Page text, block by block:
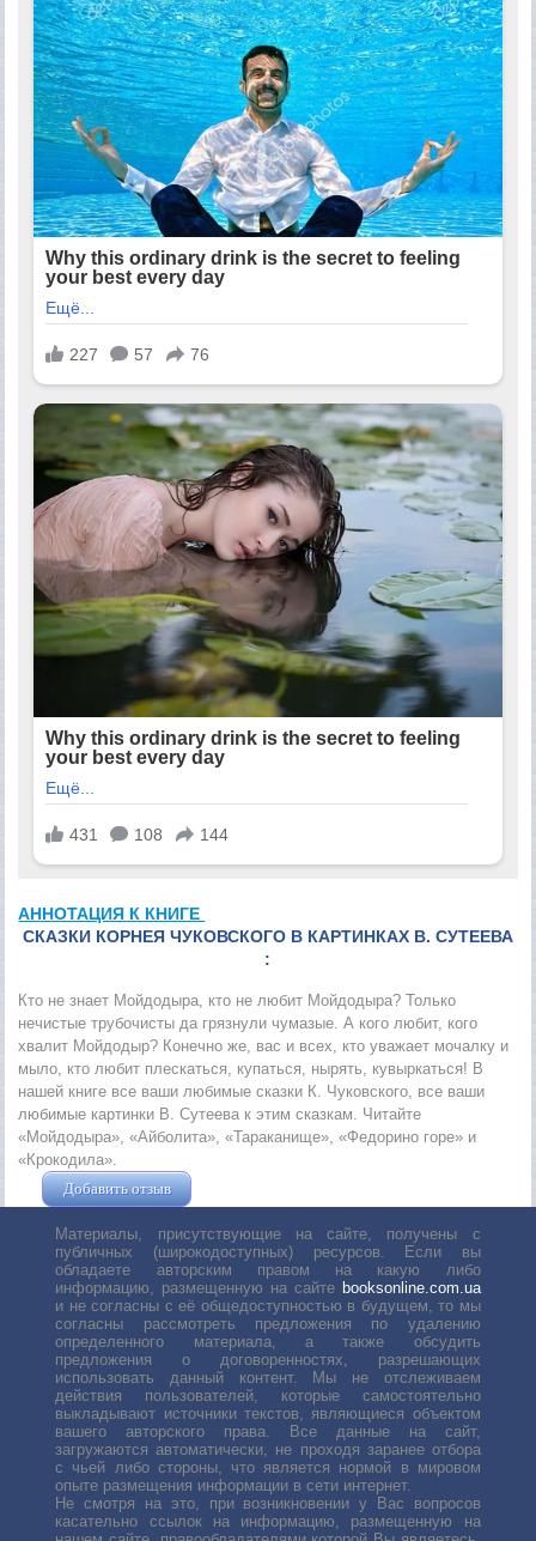
АННОТАЦИЯ К КНИГЕ
СКАЗКИ КОРНЕЯ ЧУКОВСКОГО В КАРТИНКАХ В. СУТЕЕВА
:
Кто не знает Мойдодыра, кто не любит Мойдодыра? Только
нечистые трубочисты да грязнули чумазые. А кого любит, кого
хвалит Мойдодыр? Конечно же, вас и всех, кто уважает мочалку и
мыло, кто любит плескаться, купаться, нырять, кувыркаться! В
нашей книге все ваши любимые сказки К. Чуковского, все ваши
любимые картинки В. Сутеева к этим сказкам. Читайте
«Мойдодыра», «Айболита», «Тараканище», «Федорино горе» и
«Крокодила».
Добавить отзыв
Материалы, присутствующие на сайте, получены с
публичных (широкодоступных) ресурсов. Если вы
обладаете авторским правом на какую либо
информацию, размещенную на сайте booksonline.com.ua
и не согласны с её общедоступностью в будущем, то мы
согласны рассмотреть предложения по удалению
определенного материала, а также обсудить
предложения о договоренностях, разрешающих
использовать данный контент. Мы не отслеживаем
действия пользователей, которые самостоятельно
выкладывают источники текстов, являющиеся объектом
вашего авторского права. Все данные на сайт,
загружаются автоматически, не проходя заранее отбора
с чьей либо стороны, что является нормой в мировом
опыте размещения информации в сети интернет.
Не смотря на это, при возникновении у Вас вопросов
касательно ссылок на информацию, размещенную на